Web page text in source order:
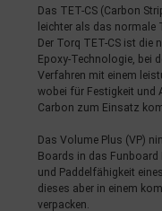
Das TET-CS (Carbon
leichter als das normale
Der Torq TET-CS ist die
Epoxy-Technologie, bei
Verfahren mit einem
wobei für Festigkeit und
Carbon zum Einsatz
Das Volume Plus (VP)
Boards in das
und Paddelfähigkeit
dieses aber in einem
verpacken.